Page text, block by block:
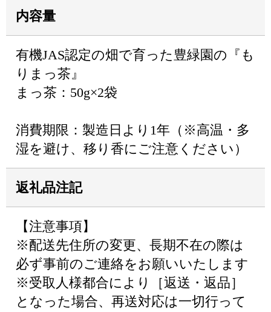
内容量
有機JAS認定の畑で育った豊緑園の『も
りまっ茶』
まっ茶：50g×2袋
消費期限：製造日より1年（※高温・多
湿を避け、移り香にご注意ください）
返礼品注記
【注意事項】
※配送先住所の変更、長期不在の際は
必ず事前のご連絡をお願いいたします
※受取人様都合により［返送・返品］
となった場合、再送対応は一切行って